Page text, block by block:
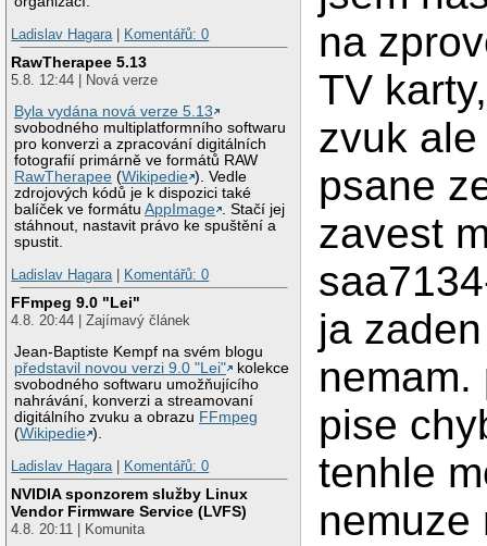
Ladislav Hagara
Komentářů: 0
RawTherapee 5.13
5.8. 12:44 | Nová verze
Byla vydána nová verze 5.13
svobodného multiplatformního softwaru
pro konverzi a zpracování digitálních
fotografií primárně ve formátů RAW
RawTherapee (Wikipedie ). Vedle
zdrojových kódů je k dispozici také
balíček ve formátuAppImage . Stačí jej
stáhnout, nastavit právo ke spuštění a
spustit.
Ladislav Hagara
Komentářů: 0
FFmpeg 9.0 "Lei"
4.8. 20:44 | Zajímavý článek
Jean-Baptiste Kempf na svém blogu
představil novou verzi 9.0 "Lei"
kolekce
svobodného softwaru umožňujícího
nahrávání, konverzi a streamovaní
digitálního zvuku a obrazu FFmpeg
(Wikipedie ).
Ladislav Hagara
Komentářů: 0
NVIDIA sponzorem služby Linux
Vendor Firmware Service (LVFS)
4.8. 20:11 | Komunita
na
TV
zvuk
psane
zavest
ja
nemam.
pise
tenhle
nemuze